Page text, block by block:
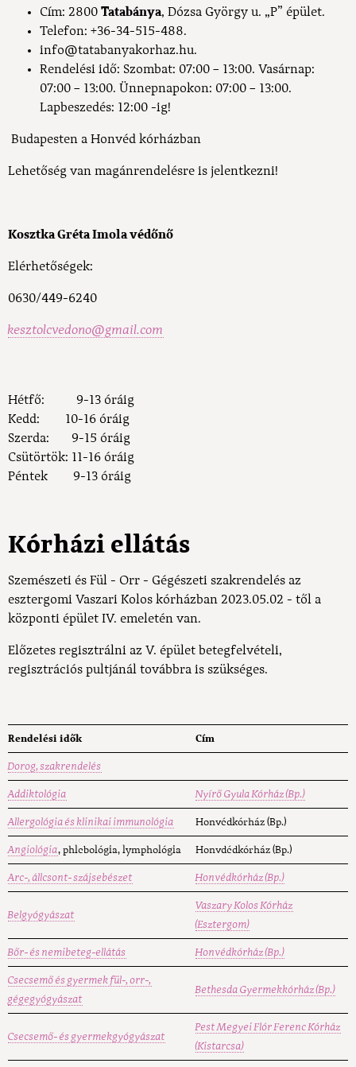
Cím: 2800 Tatabánya, Dózsa György u. „P” épület.
Telefon: +36-34-515-488.
info@tatabanyakorhaz.hu.
Rendelési idő: Szombat: 07:00 – 13:00. Vasárnap:
07:00 – 13:00. Ünnepnapokon: 07:00 – 13:00.
Lapbeszedés: 12:00 -ig!
Budapesten a Honvéd kórházban
Lehetőség van magánrendelésre is jelentkezni!
Kosztka Gréta Imolavédőnő
Elérhetőségek:
0630/449-6240
kesztolcvedono@gmail.com
Hétfő: 9-13 óráig
Kedd: 10-16 óráig
Szerda: 9-15 óráig
Csütörtök: 11-16 óráig
Péntek 9-13 óráig
Kórházi ellátás
Szemészeti és Fül - Orr - Gégészeti szakrendelés az
esztergomi Vaszari Kolos kórházban 2023.05.02 - től a
központi épület IV. emeletén van.
Előzetes regisztrálni az V. épület betegfelvételi,
regisztrációs pultjánál továbbra is szükséges.
Rendelési idők Cím
Dorog, szakrendelés
Addiktológia Nyírő Gyula Kórház (Bp.)
Allergológia és klinikai immunológia Honvédkórház (Bp.)
Angiológia, phlebológia, lymphológia Honvdédkórház (Bp.)
Arc-, állcsont- szájsebészet Honvédkórház (Bp.)
Belgyógyászat
Vaszary Kolos Kórház
(Esztergom)
Bőr- és nemibeteg-ellátás Honvédkórház (Bp.)
Csecsemő és gyermek fül-, orr-,
gégegyógyászat
Bethesda Gyermekkórház (Bp.)
Csecsemő- és gyermekgyógyászat
Pest Megyei Flór Ferenc Kórház
(Kistarcsa)